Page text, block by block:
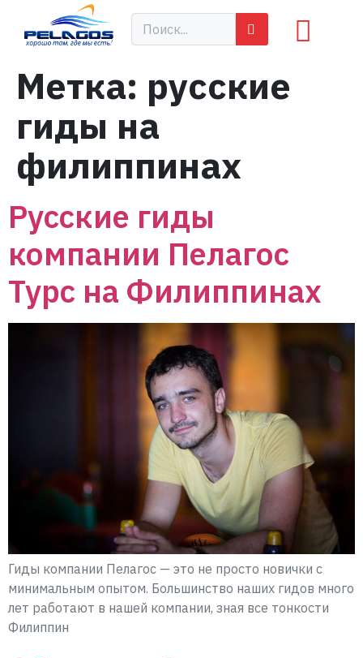
Метка: русские
гиды на
филиппинах
Русские гиды
компании Пелагос
Турс на Филиппинах
Гиды компании Пелагос — это не просто новички с
минимальным опытом. Большинство наших гидов много
лет работают в нашей компании, зная все тонкости
Филиппин